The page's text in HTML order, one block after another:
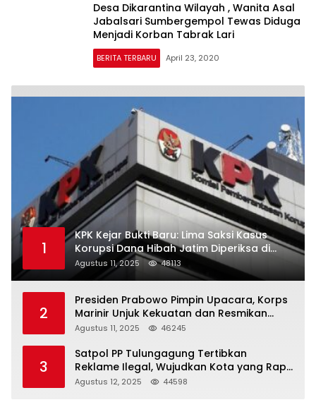
Desa Dikarantina Wilayah , Wanita Asal
Jabalsari Sumbergempol Tewas Diduga
Menjadi Korban Tabrak Lari
BERITA TERBARU April 23, 2020
1
KPK Kejar Bukti Baru: Lima Saksi Kasus
Korupsi Dana Hibah Jatim Diperiksa di
Trenggalek
Agustus 11, 2025 48113
2
Presiden Prabowo Pimpin Upacara, Korps
Marinir Unjuk Kekuatan dan Resmikan
Struktur Baru
Agustus 11, 2025 46245
3
Satpol PP Tulungagung Tertibkan
Reklame Ilegal, Wujudkan Kota yang Rapi
dan Indah
Agustus 12, 2025 44598